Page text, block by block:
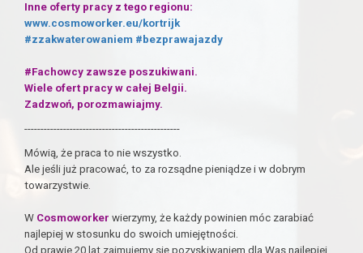
Inne oferty pracy z tego regionu:
www.cosmoworker.eu/kortrijk
#zzakwaterowaniem #bezprawajazdy
#Fachowcy zawsze poszukiwani.
Wiele ofert pracy w całej Belgii.
Zadzwoń, porozmawiajmy.
------------------------------------------------
Mówią, że praca to nie wszystko.
Ale jeśli już pracować, to za rozsądne pieniądze i w dobrym
towarzystwie.
W Cosmoworker wierzymy, że każdy powinien móc zarabiać
najlepiej w stosunku do swoich umiejętności.
Od prawie 20 lat zajmujemy się pozyskiwaniem dla Was najlepiej